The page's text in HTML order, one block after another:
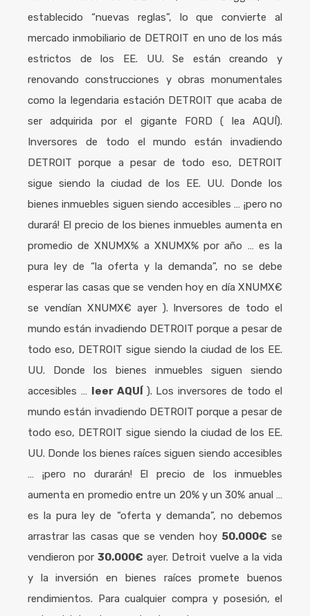
establecido “nuevas reglas”, lo que convierte al
mercado inmobiliario de DETROIT en uno de los más
estrictos de los EE. UU. Se están creando y
renovando construcciones y obras monumentales
como la legendaria estación DETROIT que acaba de
ser adquirida por el gigante FORD ( lea AQUÍ).
Inversores de todo el mundo están invadiendo
DETROIT porque a pesar de todo eso, DETROIT
sigue siendo la ciudad de los EE. UU. Donde los
bienes inmuebles siguen siendo accesibles … ¡pero no
durará! El precio de los bienes inmuebles aumenta en
promedio de XNUMX% a XNUMX% por año … es la
pura ley de “la oferta y la demanda”, no se debe
esperar las casas que se venden hoy en día XNUMX€
se vendían XNUMX€ ayer ). Inversores de todo el
mundo están invadiendo DETROIT porque a pesar de
todo eso, DETROIT sigue siendo la ciudad de los EE.
UU. Donde los bienes inmuebles siguen siendo
accesibles … leer AQUÍ ). Los inversores de todo el
mundo están invadiendo DETROIT porque a pesar de
todo eso, DETROIT sigue siendo la ciudad de los EE.
UU. Donde los bienes raíces siguen siendo accesibles
… ¡pero no durarán! El precio de los inmuebles
aumenta en promedio entre un 20% y un 30% anual …
es la pura ley de “oferta y demanda”, no debemos
arrastrar las casas que se venden hoy 50.000€ se
vendieron por 30.000€ ayer. Detroit vuelve a la vida
y la inversión en bienes raíces promete buenos
rendimientos. Para cualquier compra y posesión, el